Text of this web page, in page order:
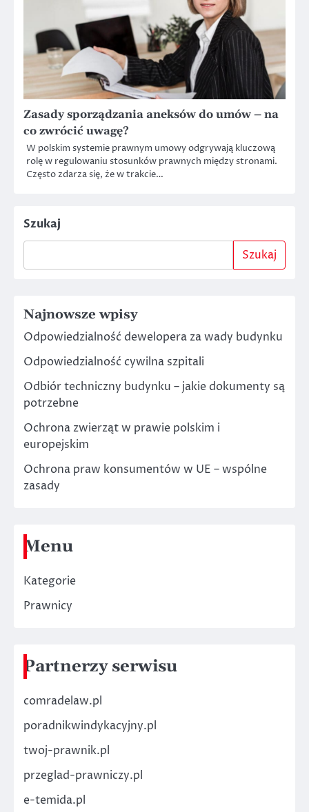
Zasady sporządzania aneksów do umów – na
co zwrócić uwagę?
W polskim systemie prawnym umowy odgrywają kluczową
rolę w regulowaniu stosunków prawnych między stronami.
Często zdarza się, że w trakcie…
Szukaj
Szukaj
Najnowsze wpisy
Odpowiedzialność dewelopera za wady budynku
Odpowiedzialność cywilna szpitali
Odbiór techniczny budynku – jakie dokumenty są
potrzebne
Ochrona zwierząt w prawie polskim i
europejskim
Ochrona praw konsumentów w UE – wspólne
zasady
Menu
Kategorie
Prawnicy
Partnerzy serwisu
comradelaw.pl
poradnikwindykacyjny.pl
twoj-prawnik.pl
przeglad-prawniczy.pl
e-temida.pl